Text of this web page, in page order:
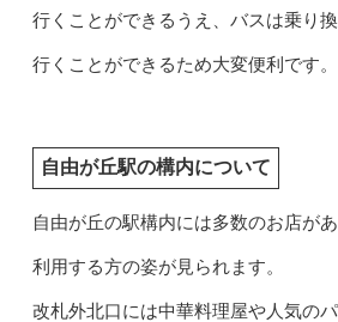
行くことができるうえ、バスは乗り
行くことができるため大変便利です。
自由が丘駅の構内について
自由が丘の駅構内には多数のお店が
利用する方の姿が見られます。
改札外北口には中華料理屋や人気の